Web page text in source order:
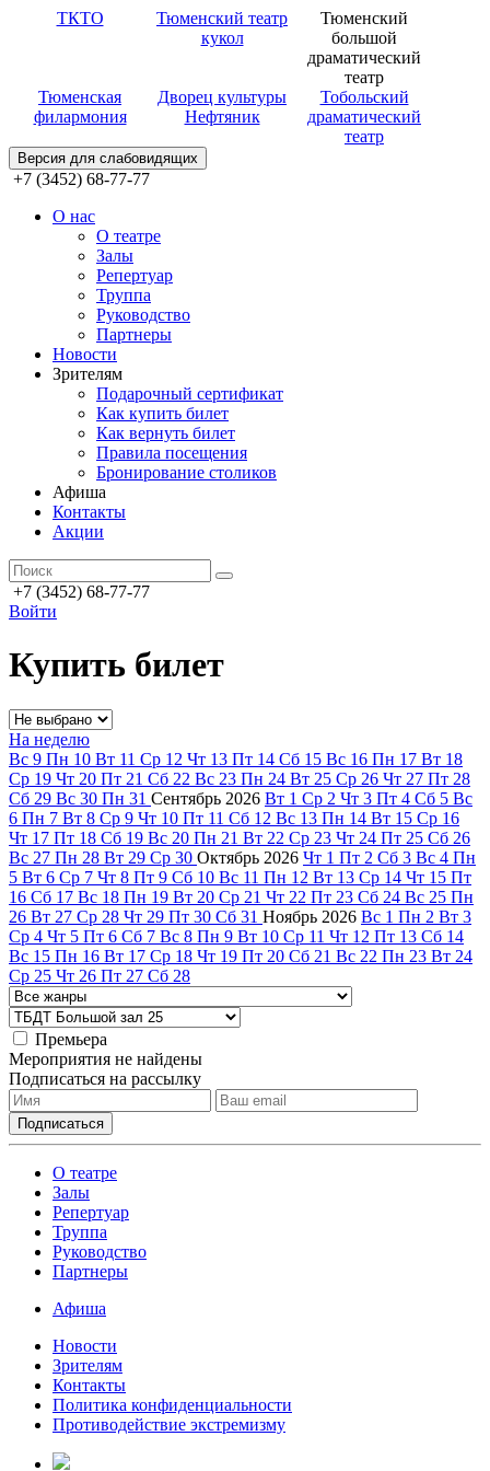
ТКТО
Тюменский театр
кукол
Тюменский
большой
драматический
театр
Тюменская
филармония
Дворец культуры
Нефтяник
Тобольский
драматический
театр
Версия для слабовидящих
+7 (3452) 68-77-77
О нас
О театре
Залы
Репертуар
Труппа
Руководство
Партнеры
Новости
Зрителям
Подарочный сертификат
Как купить билет
Как вернуть билет
Правила посещения
Бронирование столиков
Афиша
Контакты
Акции
+7 (3452) 68-77-77
Войти
Купить билет
На неделю
Вс 9 Пн 10 Вт 11 Ср 12 Чт 13 Пт 14 Сб 15 Вс 16 Пн 17 Вт 18
Ср 19 Чт 20 Пт 21 Сб 22 Вс 23 Пн 24 Вт 25 Ср 26 Чт 27 Пт 28
Сб 29 Вс 30 Пн 31 Сентябрь 2026 Вт 1 Ср 2 Чт 3 Пт 4 Сб 5 Вс
6 Пн 7 Вт 8 Ср 9 Чт 10 Пт 11 Сб 12 Вс 13 Пн 14 Вт 15 Ср 16
Чт 17 Пт 18 Сб 19 Вс 20 Пн 21 Вт 22 Ср 23 Чт 24 Пт 25 Сб 26
Вс 27 Пн 28 Вт 29 Ср 30 Октябрь 2026 Чт 1 Пт 2 Сб 3 Вс 4 Пн
5 Вт 6 Ср 7 Чт 8 Пт 9 Сб 10 Вс 11 Пн 12 Вт 13 Ср 14 Чт 15 Пт
16 Сб 17 Вс 18 Пн 19 Вт 20 Ср 21 Чт 22 Пт 23 Сб 24 Вс 25 Пн
26 Вт 27 Ср 28 Чт 29 Пт 30 Сб 31 Ноябрь 2026 Вс 1 Пн 2 Вт 3
Ср 4 Чт 5 Пт 6 Сб 7 Вс 8 Пн 9 Вт 10 Ср 11 Чт 12 Пт 13 Сб 14
Вс 15 Пн 16 Вт 17 Ср 18 Чт 19 Пт 20 Сб 21 Вс 22 Пн 23 Вт 24
Ср 25 Чт 26 Пт 27 Сб 28
Премьера
Мероприятия не найдены
Подписаться на рассылку
О театре
Залы
Репертуар
Труппа
Руководство
Партнеры
Афиша
Новости
Зрителям
Контакты
Политика конфиденциальности
Противодействие экстремизму